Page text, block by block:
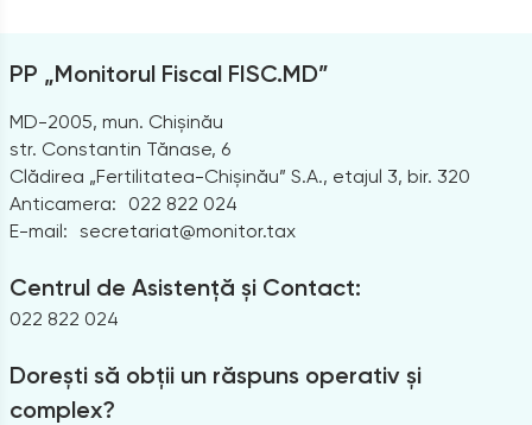
PP „Monitorul Fiscal FISC.MD”
MD-2005, mun. Chișinău
str. Constantin Tănase, 6
Clădirea „Fertilitatea-Chișinău” S.A., etajul 3, bir. 320
Anticamera:
022 822 024
E-mail: secretariat@monitor.tax
Centrul de Asistență și Contact:
022 822 024
Dorești să obții un răspuns operativ și
complex?